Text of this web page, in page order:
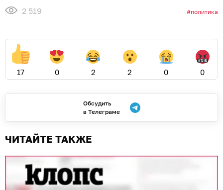
2 519 политика
17 0 2 2 0 0
Обсудить
в Телеграме
ЧИТАЙТЕ ТАКЖЕ